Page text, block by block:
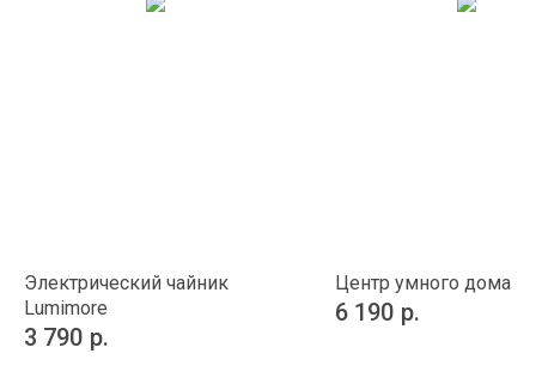
Электрический чайник
Lumimore
3 790 р.
Центр умного дома
6 190 р.